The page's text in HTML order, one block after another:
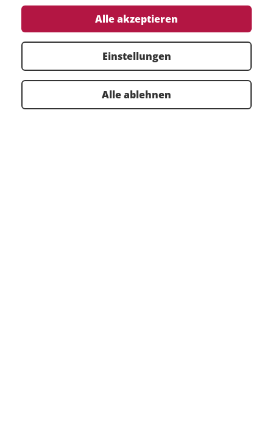
entscheiden. Bereits jetzt sind an allen Standorten eine
deutliche Kostenreduktion und Effizienzsteigerung
erkennbar.
Dokument Herunterladen(214.8 KiB)
Alle akzeptieren
Einstellungen
Alle ablehnen